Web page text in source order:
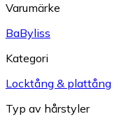
Varumärke
BaByliss
Kategori
Locktång & plattång
Typ av hårstyler